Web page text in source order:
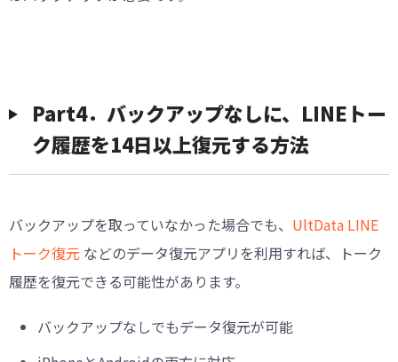
︎Part4．バックアップなしに、LINEトー
ク履歴を14日以上復元する方法
バックアップを取っていなかった場合でも、 UltData LINE
トーク復元 などのデータ復元アプリを利用すれば、トーク
履歴を復元できる可能性があります。
バックアップなしでもデータ復元が可能